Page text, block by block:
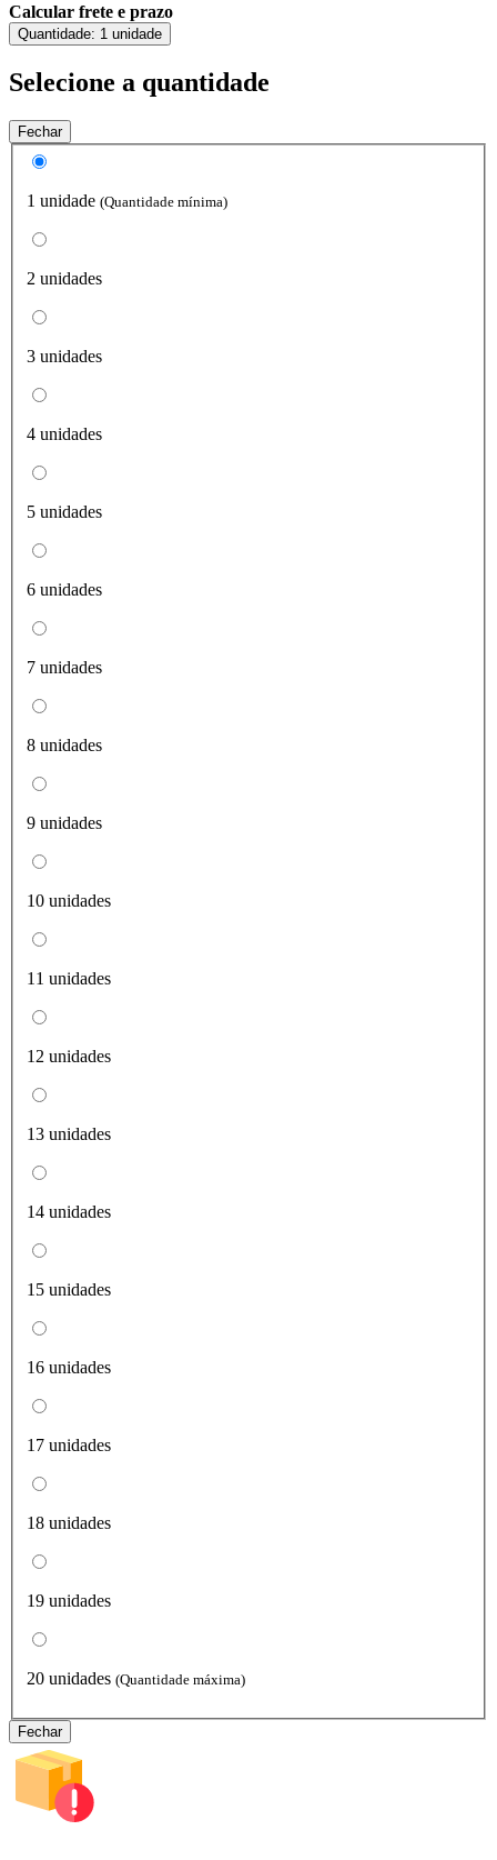
Calcular frete e prazo
Quantidade: 1 unidade
Selecione a quantidade
Fechar
1 unidade (Quantidade mínima)
2 unidades
3 unidades
4 unidades
5 unidades
6 unidades
7 unidades
8 unidades
9 unidades
10 unidades
11 unidades
12 unidades
13 unidades
14 unidades
15 unidades
16 unidades
17 unidades
18 unidades
19 unidades
20 unidades (Quantidade máxima)
Fechar